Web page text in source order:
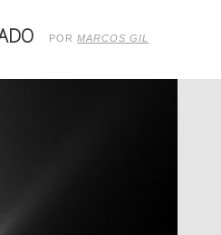
PORMARCOS GIL